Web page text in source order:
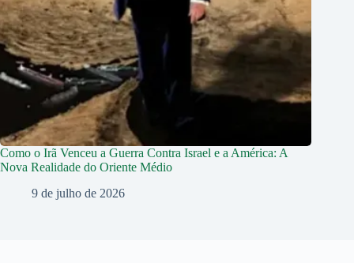
Como o Irã Venceu a Guerra Contra Israel e a América: A
Nova Realidade do Oriente Médio
9 de julho de 2026